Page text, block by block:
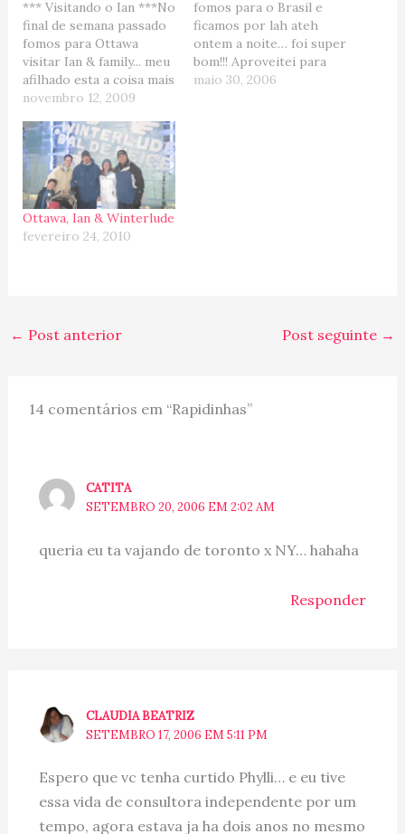
*** Visitando o Ian ***No
final de semana passado
fomos para Ottawa
visitar Ian & family... meu
afilhado esta a coisa mais
fofa e agora é jogador
algumas fotinhos p/
ilustrar nosso encontro.
Eu com as crianças ... e o
fofo Ian dormindo ... Os…
novembro 12, 2009
fomos para o Brasil e
ficamos por lah ateh
ontem a noite… foi super
bom!!! Aproveitei para
cuidar do meu canal (esta
maio 30, 2006
Ottawa, Ian & Winterlude
fevereiro 24, 2010
← Post anterior Post seguinte →
14 comentários em “Rapidinhas”
CATITA
SETEMBRO 20, 2006 EM 2:02 AM
queria eu ta vajando de toronto x NY… hahaha
Responder
CLAUDIA BEATRIZ
SETEMBRO 17, 2006 EM 5:11 PM
Espero que vc tenha curtido Phylli… e eu tive
essa vida de consultora independente por um
tempo, agora estava ja ha dois anos no mesmo